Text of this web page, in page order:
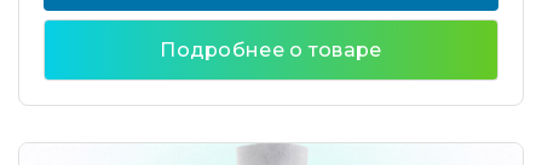
Подробнее о товаре